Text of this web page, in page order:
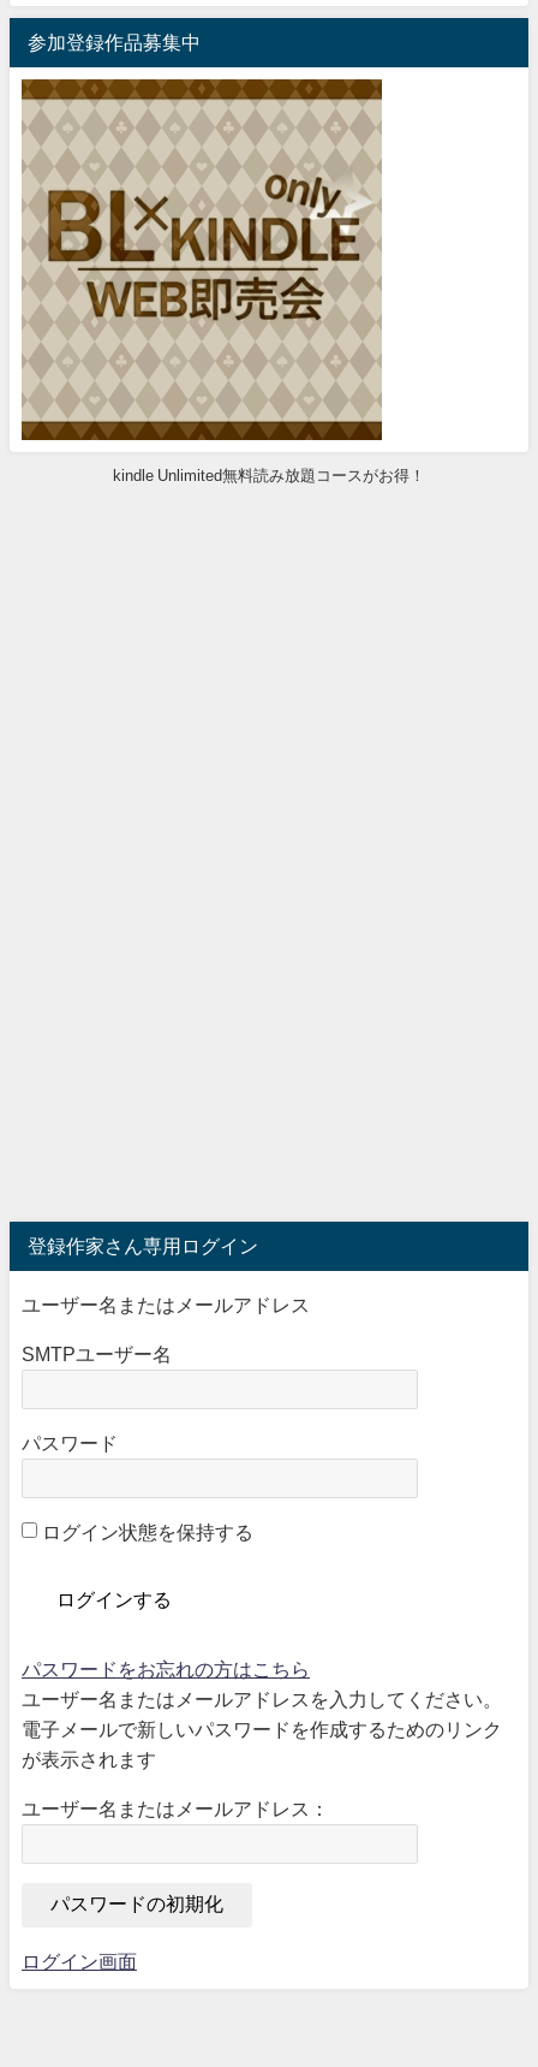
参加登録作品募集中
kindle Unlimited無料読み放題コースがお得！
登録作家さん専用ログイン
ユーザー名またはメールアドレス
SMTPユーザー名
パスワード
ログイン状態を保持する
パスワードをお忘れの方はこちら
ユーザー名またはメールアドレスを入力してください。
電子メールで新しいパスワードを作成するためのリンク
が表示されます
ユーザー名またはメールアドレス：
ログイン画面